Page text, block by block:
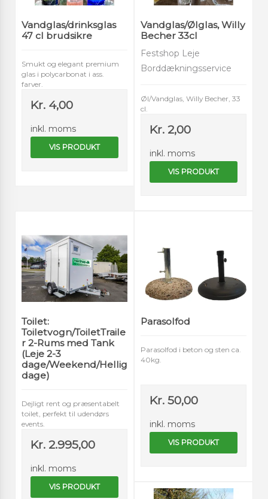
Vandglas/drinksglas
47 cl brudsikre
Smukt og elegant premium
glas i polycarbonat i ass.
farver.
Kr. 4,00
inkl. moms
VIS PRODUKT
Vandglas/Ølglas, Willy
Becher 33cl
Festshop Leje
Borddækningsservice
Øl/Vandglas, Willy Becher, 33
cl.
Kr. 2,00
inkl. moms
VIS PRODUKT
Toilet:
Toiletvogn/ToiletTraile
r 2-Rums med Tank
(Leje 2-3
dage/Weekend/Hellig
dage)
Dejligt rent og præsentabelt
toilet, perfekt til udendørs
events.
Kr. 2.995,00
inkl. moms
VIS PRODUKT
Parasolfod
Parasolfod i beton og sten ca.
40kg.
Kr. 50,00
inkl. moms
VIS PRODUKT